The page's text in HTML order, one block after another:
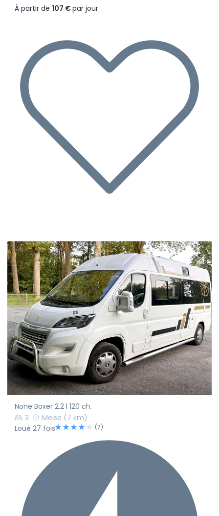
À partir de 107 €par jour
None Boxer 2,2 l 120 ch.
3
Meise (7 km)
Loué 27 fois
(7)